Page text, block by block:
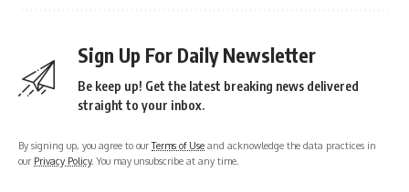
Sign Up For Daily Newsletter
Be keep up! Get the latest breaking news delivered
straight to your inbox.
By signing up, you agree to ourTerms of Use and acknowledge the data practices in
our Privacy Policy. You may unsubscribe at any time.